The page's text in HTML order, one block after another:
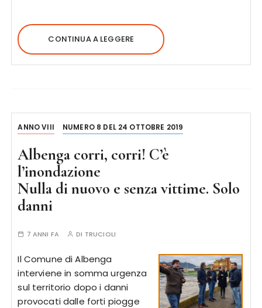
CONTINUA A LEGGERE
ANNO VIII NUMERO 8 DEL 24 OTTOBRE 2019
Albenga corri, corri! C’è
l’inondazione
Nulla di nuovo e senza vittime. Solo
danni
7 ANNI FA DI TRUCIOLI
Il Comune di Albenga
interviene in somma urgenza
sul territorio dopo i danni
provocati dalle forti piogge